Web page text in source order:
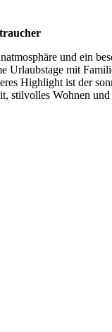
und ein
mit
Highlight ist der
Wohnen